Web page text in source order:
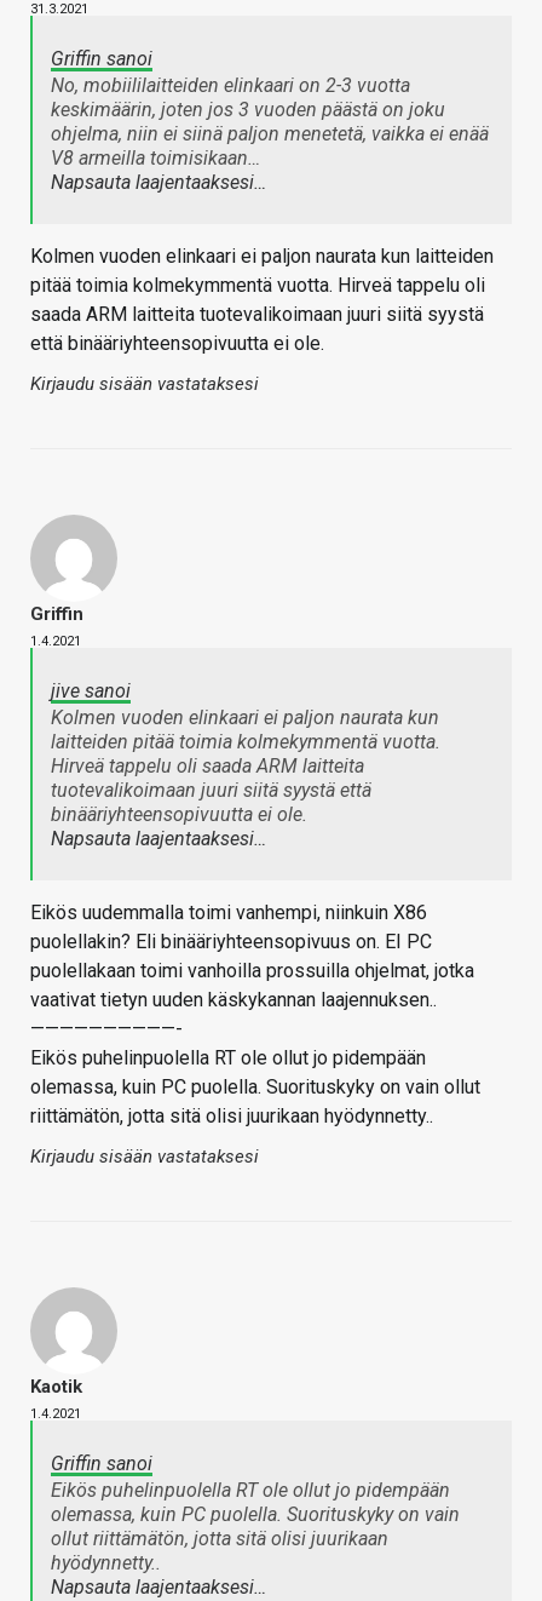
31.3.2021
Griffin sanoi
No, mobiililaitteiden elinkaari on 2-3 vuotta
keskimäärin, joten jos 3 vuoden päästä on joku
ohjelma, niin ei siinä paljon menetetä, vaikka ei enää
V8 armeilla toimisikaan…
Napsauta laajentaaksesi…
Kolmen vuoden elinkaari ei paljon naurata kun laitteiden
pitää toimia kolmekymmentä vuotta. Hirveä tappelu oli
saada ARM laitteita tuotevalikoimaan juuri siitä syystä
että binääriyhteensopivuutta ei ole.
Kirjaudu sisään vastataksesi
Griffin
1.4.2021
jive sanoi
Kolmen vuoden elinkaari ei paljon naurata kun
laitteiden pitää toimia kolmekymmentä vuotta.
Hirveä tappelu oli saada ARM laitteita
tuotevalikoimaan juuri siitä syystä että
binääriyhteensopivuutta ei ole.
Napsauta laajentaaksesi…
Eikös uudemmalla toimi vanhempi, niinkuin X86
puolellakin? Eli binääriyhteensopivuus on. EI PC
puolellakaan toimi vanhoilla prossuilla ohjelmat, jotka
vaativat tietyn uuden käskykannan laajennuksen..
——————————-
Eikös puhelinpuolella RT ole ollut jo pidempään
olemassa, kuin PC puolella. Suorituskyky on vain ollut
riittämätön, jotta sitä olisi juurikaan hyödynnetty..
Kirjaudu sisään vastataksesi
Kaotik
1.4.2021
Griffin sanoi
Eikös puhelinpuolella RT ole ollut jo pidempään
olemassa, kuin PC puolella. Suorituskyky on vain
ollut riittämätön, jotta sitä olisi juurikaan
hyödynnetty..
Napsauta laajentaaksesi…